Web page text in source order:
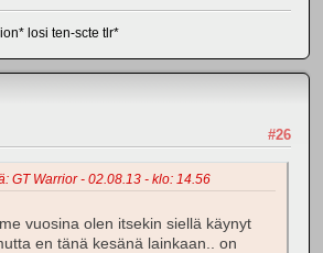
losi ten-scte tlr*
#26
GT Warrior - 02.08.13 - klo: 14.56
vuosina olen itsekin siellä käynyt
en tänä kesänä lainkaan.. on